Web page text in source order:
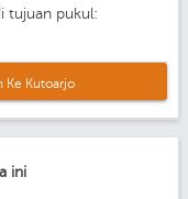
tujuan pukul:
Ke Kutoarjo
ini